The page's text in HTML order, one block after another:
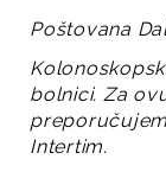
Poštovana
bolnici. Za
Intertim.